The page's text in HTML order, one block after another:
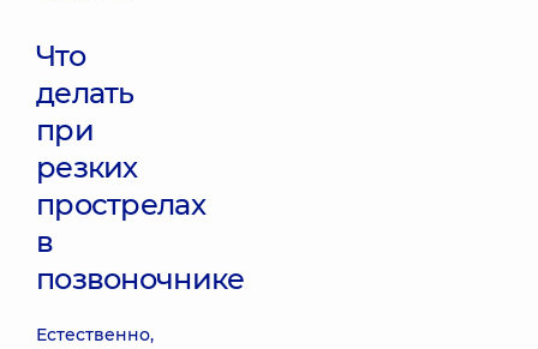
Что
делать
при
резких
прострелах
в
позвоночнике
Естественно,